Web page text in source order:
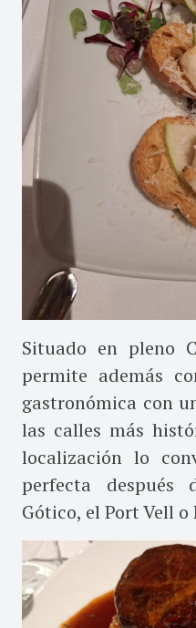
Situado en pleno
permite además
gastronómica con
las calles más
localización lo
perfecta después
Gótico, el Port Vell o